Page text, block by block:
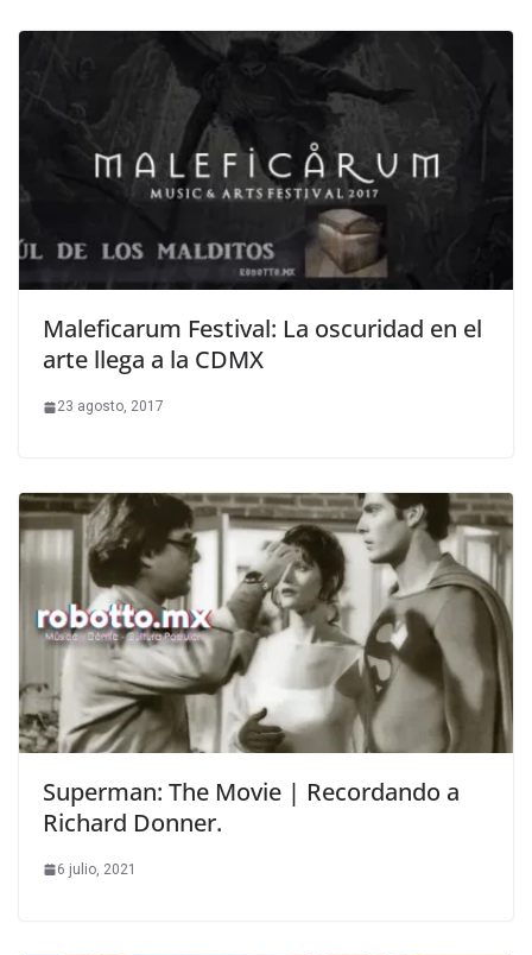
Maleficarum Festival: La oscuridad en el
arte llega a la CDMX
23 agosto, 2017
Superman: The Movie | Recordando a
Richard Donner.
6 julio, 2021